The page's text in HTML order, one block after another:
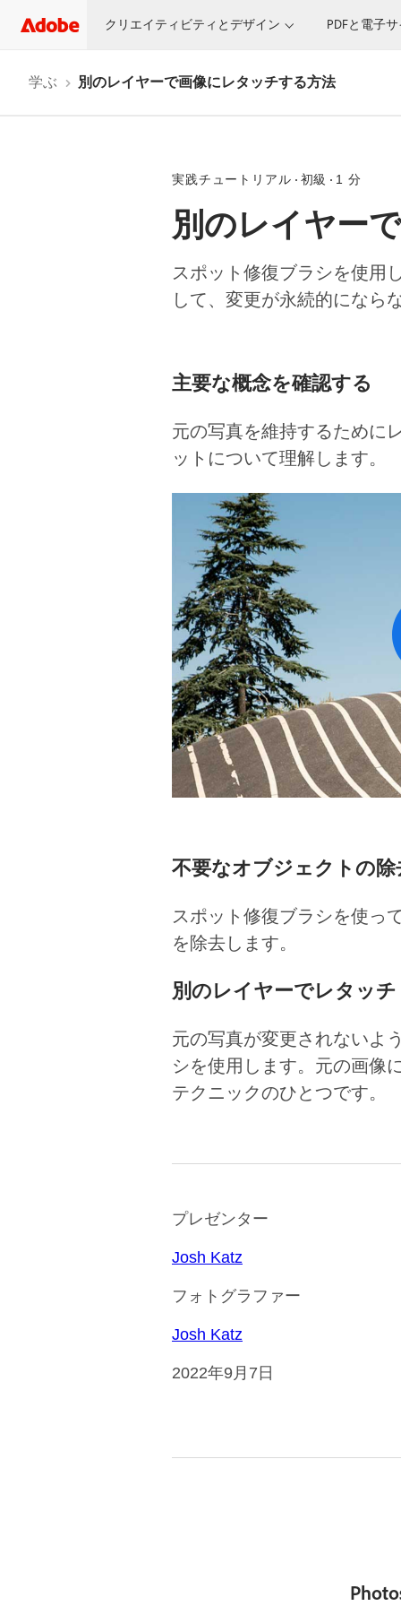
クリエイティビティとデザイン PDFと電子
学ぶ 別のレイヤーで画像にレタッチする方法
実践チュートリアル 初級 1 分
別のレイヤー
スポット修復ブラシを使用
して、変更が永続的になら
主要な概念を確認する
元の写真を維持するために
ットについて理解します。
不要なオブジェクトの除
スポット修復ブラシを使っ
を除去します。
別のレイヤーでレタッチ
元の写真が変更されないよ
シを使用します。元の画像
テクニックのひとつです。
プレゼンター
Josh Katz
フォトグラファー
Josh Katz
2022年9月7日